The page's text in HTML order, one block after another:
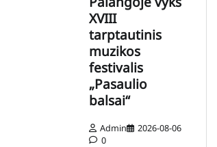
XVIII
tarptautinis
muzikos
festivalis
„Pasaulio
balsai“
Admin
2026-08-06
0